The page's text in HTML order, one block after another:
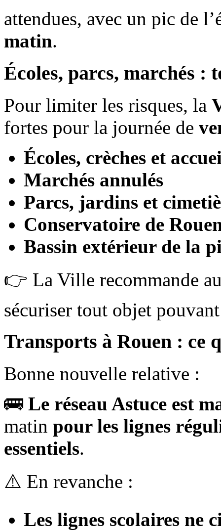
attendues, avec un pic de
matin.
Écoles, parcs, marchés :
Pour limiter les risques, la
fortes pour la journée de
Écoles, crèches et
Marchés annulés
Parcs, jardins et
Conservatoire de
Bassin extérieur de la
👉 La Ville recommande
sécuriser tout objet
Transports à Rouen : ce
Bonne nouvelle relative :
🚌 Le réseau Astuce est
matin pour les lignes
essentiels.
⚠️ En revanche :
Les lignes scolaires ne